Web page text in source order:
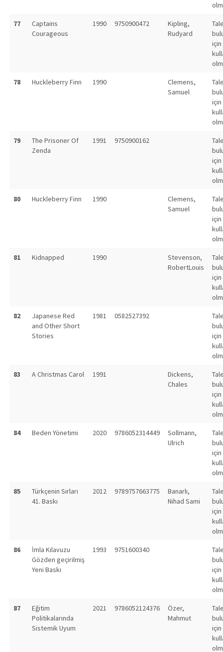
77
Captains
Courageous
1990 9750900472
Kipling,
Rudyard
için
78 Huckleberry Finn 1990
Clemens,
Samuel
için
79
The Prisoner Of
Zenda
1991 9750900162
için
80 Huckleberry Finn 1990
Clemens,
Samuel
için
81 Kidnapped 1990
Stevenson,
RobertLouis
için
82
Japanese Red
and Other Short
Stories
1981 0582527392
için
83 A Christmas Carol 1991
Dickens,
Chales
için
84 Beden Yönetimi 2020 9786052314449
Sollmann,
Ulrich
için
85
Türkçenin Sırları
41. Baskı
2012 9789757663775
Banarlı,
Nihad Sami
için
86
İmla Kılavuzu
Gözden geçirilmiş
Yeni Baskı
1993 9751600340
için
87
Eğitim
Politikalarında
Sistemik Uyum
2021 9786052124376
Özer,
Mahmut
için